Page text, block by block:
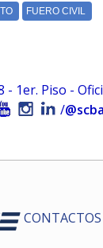
- 1er. Piso -
/
CONTACTOS